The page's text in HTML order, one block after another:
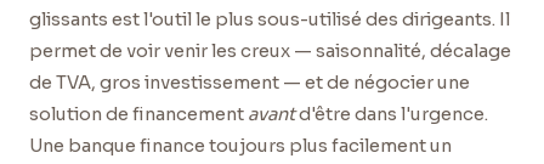
glissants est l'outil le plus sous-utilisé des dirigeants. Il
permet de voir venir les creux — saisonnalité, décalage
de TVA, gros investissement — et de négocier une
solution de financement avantd'être dans l'urgence.
Une banque finance toujours plus facilement un